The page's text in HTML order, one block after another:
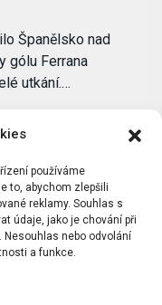
používáme
to, abychom zlepšili
reklamy. Souhlas s
údaje, jako je chování při
Nesouhlas nebo odvolání
a funkce.
Španělsko nad
gólu Ferrana
utkání.…